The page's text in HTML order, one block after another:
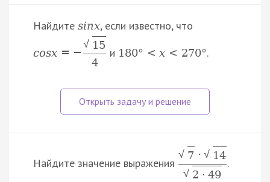
Найдите sinx, если известно, что
cosx = −
√ 15
4
и 180° < x < 270°.
Найдите значение выражения
√ 7 · √ 14
√ 2 · 49
.